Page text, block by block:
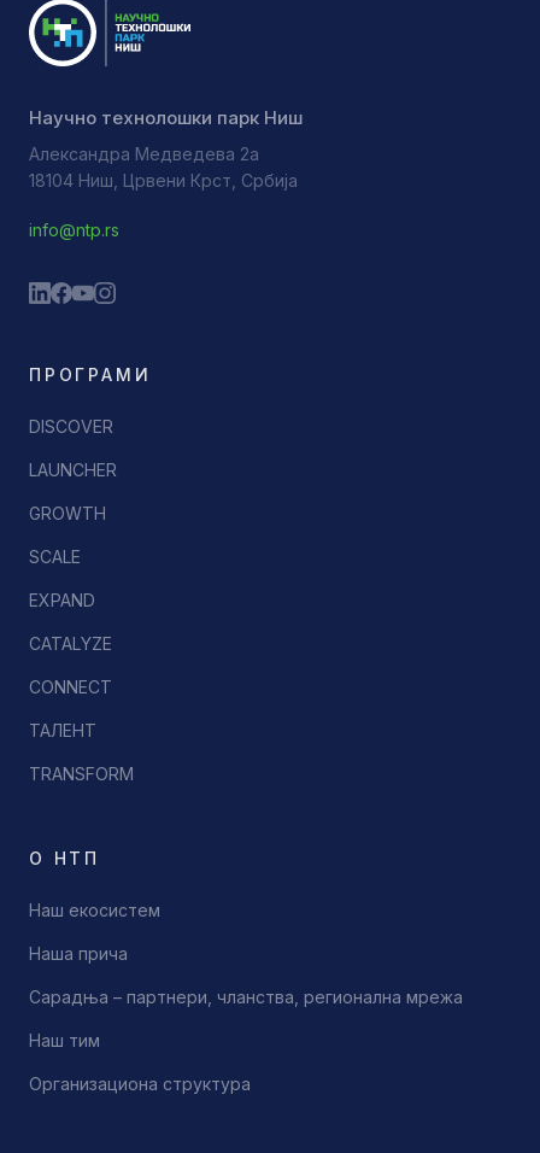
Научно технолошки парк Ниш
Александра Медведева 2а
18104 Ниш, Црвени Крст, Србија
info@ntp.rs
ПРОГРАМИ
DISCOVER
LAUNCHER
GROWTH
SCALE
EXPAND
CATALYZE
CONNECT
ТАЛЕНТ
TRANSFORM
О НТП
Наш екосистем
Наша прича
Сарадња – партнери, чланства, регионална мрежа
Наш тим
Организациона структура